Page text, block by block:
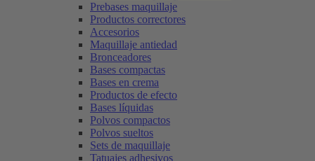
Prebases maquillaje
Productos correctores
Accesorios
Maquillaje antiedad
Bronceadores
Bases compactas
Bases en crema
Productos de efecto
Bases líquidas
Polvos compactos
Polvos sueltos
Sets de maquillaje
Tatuajes adhesivos